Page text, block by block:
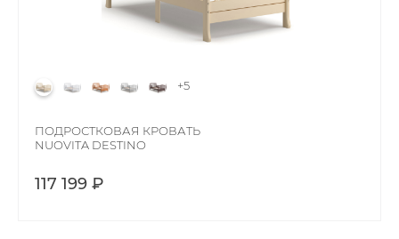
+5
ПОДРОСТКОВАЯ КРОВАТЬ
NUOVITA DESTINO
117 199 ₽